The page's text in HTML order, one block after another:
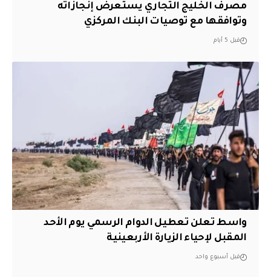
مصرف الخليج التجاري يستعرض إنجازاته
وتوافقها مع توصيات البنك المركزي
قبل 5 أيام
واسط تعلن تعطيل الدوام الرسمي يوم الأحد
المقبل لإحياء الزيارة الأربعينية
قبل أسبوع واحد